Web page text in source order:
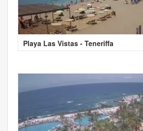
Playa Las Vistas - Teneriffa